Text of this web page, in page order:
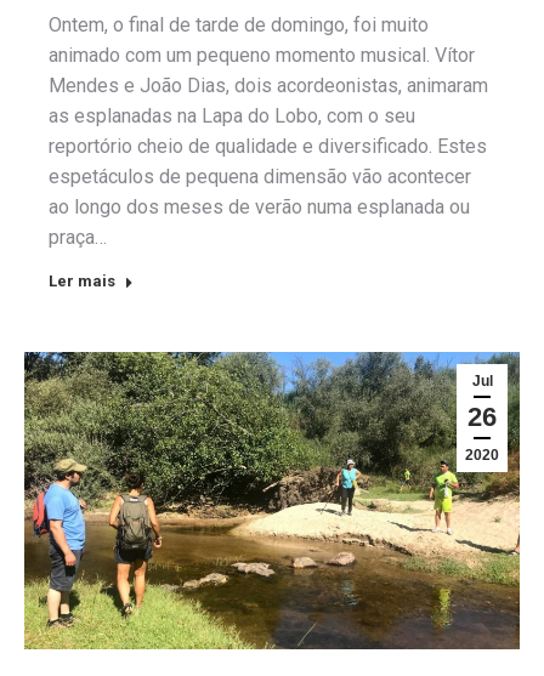
Ontem, o final de tarde de domingo, foi muito
animado com um pequeno momento musical. Vítor
Mendes e João Dias, dois acordeonistas, animaram
as esplanadas na Lapa do Lobo, com o seu
reportório cheio de qualidade e diversificado. Estes
espetáculos de pequena dimensão vão acontecer
ao longo dos meses de verão numa esplanada ou
praça…
Ler mais
Jul
26
2020